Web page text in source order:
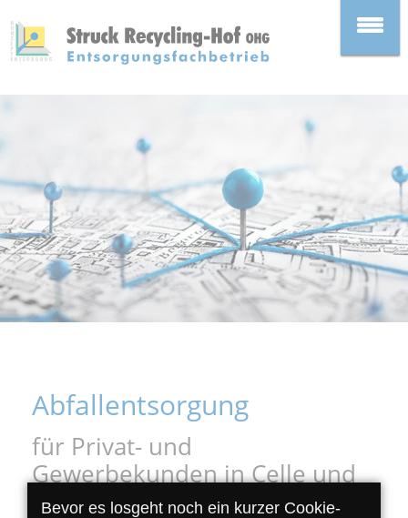
Abfallentsorgung
für Privat- und
Gewerbekunden in Celle und
Peine
Bevor es losgeht noch ein kurzer Cookie-